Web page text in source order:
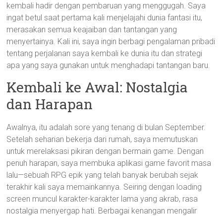
kembali hadir dengan pembaruan yang menggugah. Saya
ingat betul saat pertama kali menjelajahi dunia fantasi itu,
merasakan semua keajaiban dan tantangan yang
menyertainya. Kali ini, saya ingin berbagi pengalaman pribadi
tentang perjalanan saya kembali ke dunia itu dan strategi
apa yang saya gunakan untuk menghadapi tantangan baru.
Kembali ke Awal: Nostalgia
dan Harapan
Awalnya, itu adalah sore yang tenang di bulan September.
Setelah seharian bekerja dari rumah, saya memutuskan
untuk merelaksasi pikiran dengan bermain game. Dengan
penuh harapan, saya membuka aplikasi game favorit masa
lalu—sebuah RPG epik yang telah banyak berubah sejak
terakhir kali saya memainkannya. Seiring dengan loading
screen muncul karakter-karakter lama yang akrab, rasa
nostalgia menyergap hati. Berbagai kenangan mengalir